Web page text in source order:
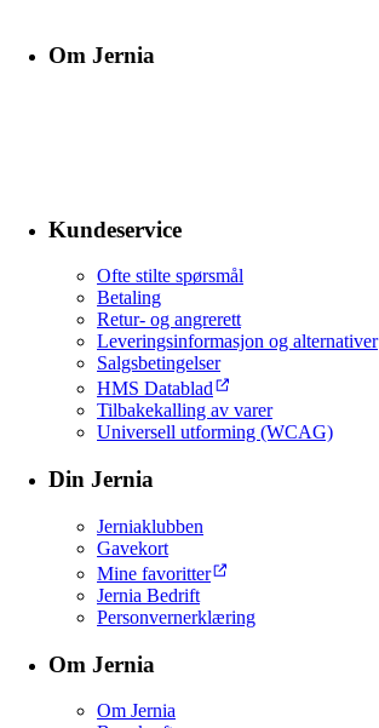
Om Jernia
Kundeservice
Ofte stilte spørsmål
Betaling
Retur- og angrerett
Leveringsinformasjon og alternativer
Salgsbetingelser
HMS Datablad
Tilbakekalling av varer
Universell utforming (WCAG)
Din Jernia
Jerniaklubben
Gavekort
Mine favoritter
Jernia Bedrift
Personvernerklæring
Om Jernia
Om Jernia